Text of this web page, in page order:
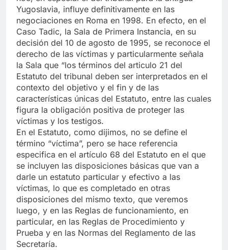
Yugoslavia, influye definitivamente en las
negociaciones en Roma en 1998. En efecto, en el
Caso Tadic, la Sala de Primera Instancia, en su
decisión del 10 de agosto de 1995, se reconoce el
derecho de las víctimas y particularmente señala
la Sala que “los términos del articulo 21 del
Estatuto del tribunal deben ser interpretados en el
contexto del objetivo y el fin y de las
características únicas del Estatuto, entre las cuales
figura la obligación positiva de proteger las
víctimas y los testigos.
En el Estatuto, como dijimos, no se define el
término “víctima”, pero se hace referencia
especifica en el artículo 68 del Estatuto en el que
se incluyen las disposiciones básicas que van a
darle un estatuto particular y efectivo a las
víctimas, lo que es completado en otras
disposiciones del mismo texto, que veremos
luego, y en las Reglas de funcionamiento, en
particular, en las Reglas de Procedimiento y
Prueba y en las Normas del Reglamento de las
Secretaría.